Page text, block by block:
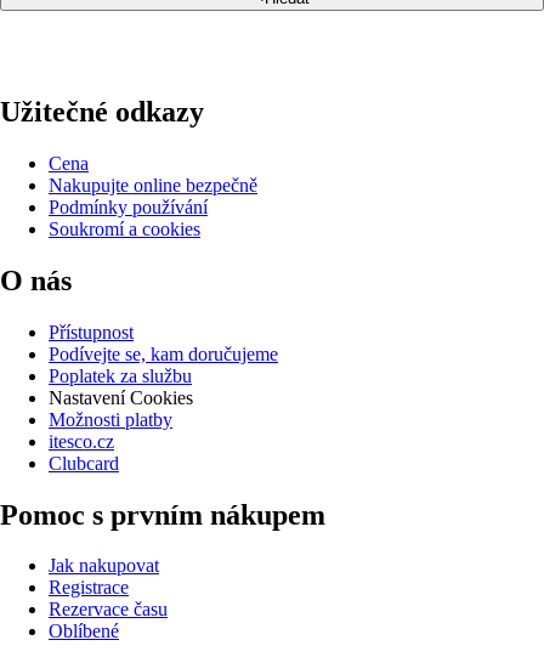
Užitečné odkazy
Cena
Nakupujte online bezpečně
Podmínky používání
Soukromí a cookies
O nás
Přístupnost
Podívejte se, kam doručujeme
Poplatek za službu
Nastavení Cookies
Možnosti platby
itesco.cz
Clubcard
Pomoc s prvním nákupem
Jak nakupovat
Registrace
Rezervace času
Oblíbené